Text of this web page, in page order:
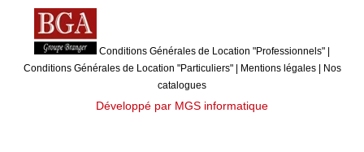
Conditions Générales de Location "Professionnels"
Conditions Générales de Location "Particuliers"| Mentions légales|
Nos
catalogues
Développé par MGS informatique